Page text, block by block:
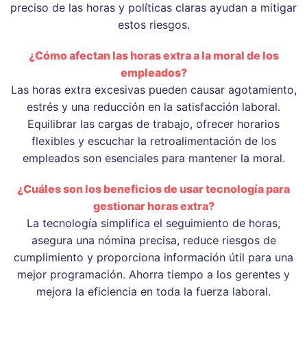
preciso de las horas y políticas claras ayudan a mitigar
estos riesgos.
¿Cómo afectan las horas extra a la moral de los
empleados?
Las horas extra excesivas pueden causar agotamiento,
estrés y una reducción en la satisfacción laboral.
Equilibrar las cargas de trabajo, ofrecer horarios
flexibles y escuchar la retroalimentación de los
empleados son esenciales para mantener la moral.
¿Cuáles son los beneficios de usar tecnología para
gestionar horas extra?
La tecnología simplifica el seguimiento de horas,
asegura una nómina precisa, reduce riesgos de
cumplimiento y proporciona información útil para una
mejor programación. Ahorra tiempo a los gerentes y
mejora la eficiencia en toda la fuerza laboral.